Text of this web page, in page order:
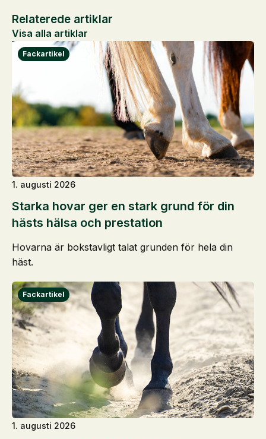
Relaterede artiklar
Visa alla artiklar
Starka hovar ger en stark grund för din
hästs hälsa och prestation
1. augusti 2026
Hovarna är bokstavligt talat grunden för hela din
häst.
1. augusti 2026